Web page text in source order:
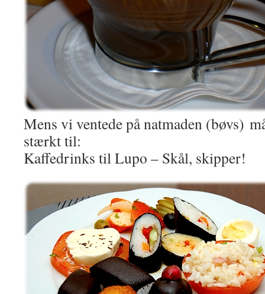
Mens vi ventede på natmaden (bøvs)
stærkt til:
Kaffedrinks til Lupo – Skål, skipper!